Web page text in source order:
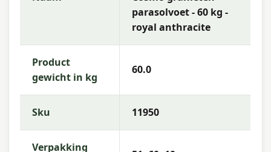
51x60x10
Sku:
parasolvoet - 60 kg -
royal anthracite
Product
gewicht in kg
60.0
Sku 11950
Verpakking